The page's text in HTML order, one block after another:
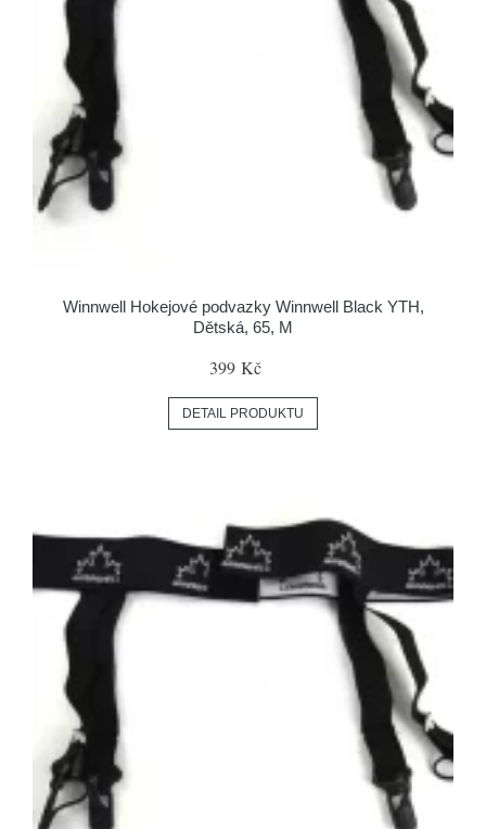
Winnwell Hokejové podvazky Winnwell Black YTH,
Dětská, 65, M
399 Kč
DETAIL PRODUKTU